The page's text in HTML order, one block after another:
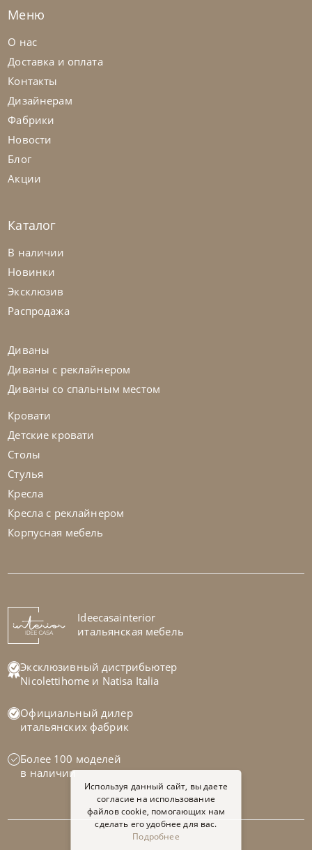
+280
На заказ
+280 +100
Диван Megan
На заказ 45-90 дн +1 в наличии
Меню
О нас
Доставка и оплата
Контакты
Дизайнерам
Фабрики
Новости
Блог
Акции
Каталог
В наличии
Новинки
Эксклюзив
Распродажа
Диваны
Диваны с реклайнером
Диваны со спальным местом
Кровати
Детские кровати
Столы
Стулья
Кресла
Кресла с реклайнером
Корпусная мебель
Ideecasainterior
итальянская мебель
Эксклюзивный дистрибьютер
Nicolettihome и Natisa Italia
Официальный дилер
итальянских фабрик
Более 100 моделей
в наличии
Используя данный сайт, вы даете
согласие на использование
файлов cookie, помогающих нам
сделать его удобнее для вас.
Подробнее